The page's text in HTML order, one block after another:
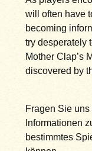
will often have
becoming
try desperately
Mother Clap’s
discovered by
Fragen Sie
Informationen
bestimmtes